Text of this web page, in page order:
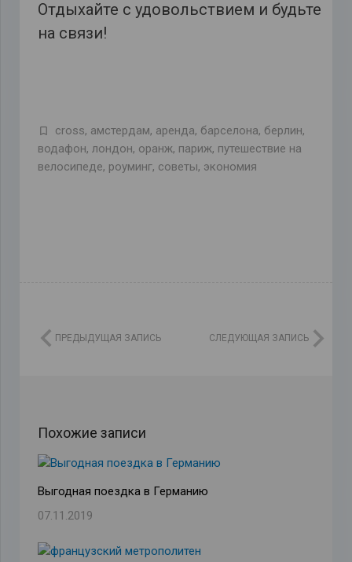
Отдыхайте с удовольствием и будьте
на связи!
cross, амстердам, аренда, барселона, берлин,
водафон, лондон, оранж, париж, путешествие на
велосипеде, роуминг, советы, экономия
ПРЕДЫДУЩАЯ ЗАПИСЬ СЛЕДУЮЩАЯ ЗАПИСЬ
Похожие записи
Выгодная поездка в Германию
07.11.2019